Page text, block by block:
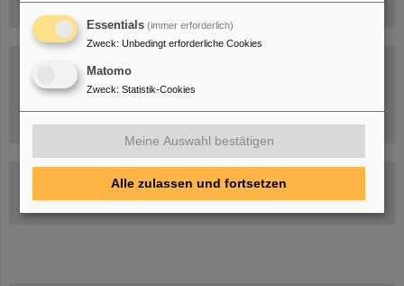
GSI-FAIR Kolloquium
Essentials (immer erforderlich)
Zweck: Unbedingt erforderliche Cookies
Matomo
Zweck: Statistik-Cookies
Meine Auswahl bestätigen
Alle zulassen und fortsetzen